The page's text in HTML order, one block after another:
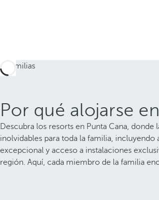
Por qué alojarse
Descubra los resorts en Punta Cana,
inolvidables para toda la familia,
excepcional y acceso a instalaciones
región. Aquí, cada miembro de la familia